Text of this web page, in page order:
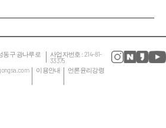
동구 광나루로
사업자번호 : 214-81-
33375
이용안내 언론윤리강령